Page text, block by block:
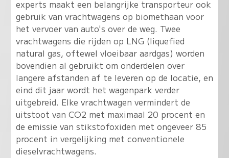
experts maakt een belangrijke transporteur ook
gebruik van vrachtwagens op biomethaan voor
het vervoer van auto's over de weg. Twee
vrachtwagens die rijden op LNG (liquefied
natural gas, oftewel vloeibaar aardgas) worden
bovendien al gebruikt om onderdelen over
langere afstanden af te leveren op de locatie, en
eind dit jaar wordt het wagenpark verder
uitgebreid. Elke vrachtwagen vermindert de
uitstoot van CO2 met maximaal 20 procent en
de emissie van stikstofoxiden met ongeveer 85
procent in vergelijking met conventionele
dieselvrachtwagens.